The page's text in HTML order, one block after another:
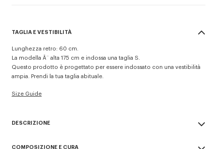
TAGLIA E VESTIBILITÀ
Lunghezza retro: 60 cm.
La modella Ã¨ alta 175 cm e indossa una taglia S.
Questo prodotto è progettato per essere indossato con una vestibilità
ampia. Prendi la tua taglia abituale.
Size Guide
DESCRIZIONE
COMPOSIZIONE E CURA